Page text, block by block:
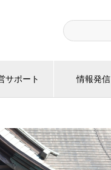
サポート 情報発信